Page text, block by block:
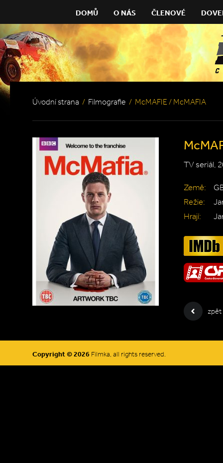
DOMŮ O NÁS ČLENOVÉ
Úvodní strana / Filmografie / McMAFIE / McMAFIA
TV seriál,
Země:
Režie:
Hrají:
zpět
Copyright © 2026 Filmka, all rights reserved.